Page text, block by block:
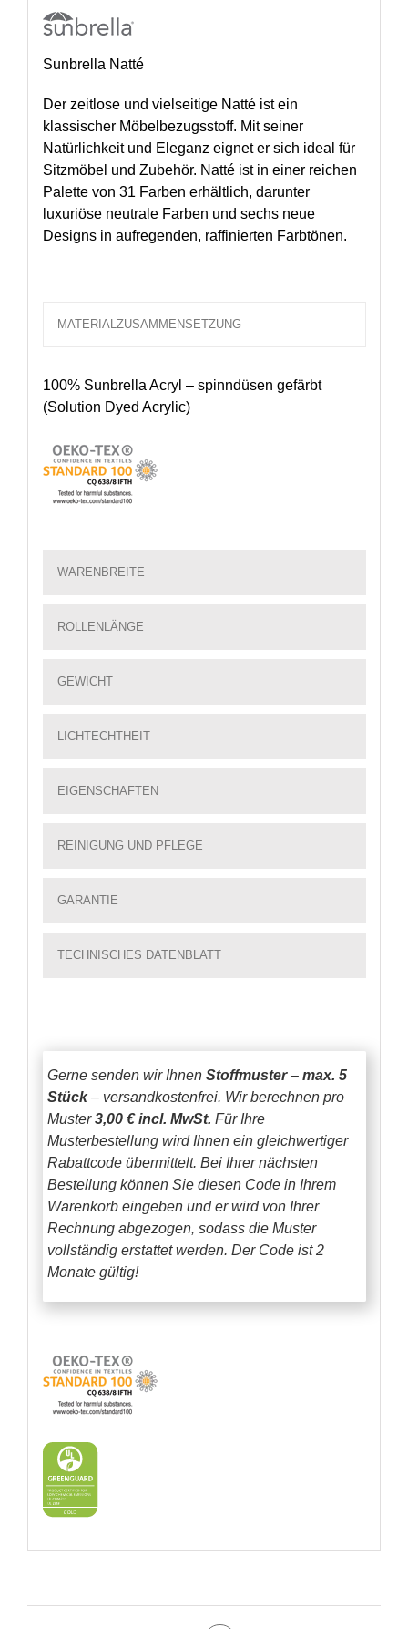
Sunbrella Natté
Der zeitlose und vielseitige Natté ist ein
klassischer Möbelbezugsstoff. Mit seiner
Natürlichkeit und Eleganz eignet er sich ideal für
Sitzmöbel und Zubehör. Natté ist in einer reichen
Palette von 31 Farben erhältlich, darunter
luxuriöse neutrale Farben und sechs neue
Designs in aufregenden, raffinierten Farbtönen.
MATERIALZUSAMMENSETZUNG
100% Sunbrella Acryl – spinndüsen gefärbt
(Solution Dyed Acrylic)
WARENBREITE
ROLLENLÄNGE
GEWICHT
LICHTECHTHEIT
EIGENSCHAFTEN
REINIGUNG UND PFLEGE
GARANTIE
TECHNISCHES DATENBLATT
Gerne senden wir Ihnen Stoffmuster– max. 5
Stück– versandkostenfrei. Wir berechnen pro
Muster3,00 € incl. MwSt. Für Ihre
Musterbestellung wird Ihnen ein gleichwertiger
Rabattcode übermittelt. Bei Ihrer nächsten
Bestellung können Sie diesen Code in Ihrem
Warenkorb eingeben und er wird von Ihrer
Rechnung abgezogen, sodass die Muster
vollständig erstattet werden. Der Code ist 2
Monate gültig!